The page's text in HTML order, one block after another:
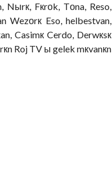
Nыrк, Fкrоk, Tоna, Reso,
Wezоrк Eso, helbestvan,
Casimк Cerdo, Derwкsк
Roj TV ы gelek mкvanкn